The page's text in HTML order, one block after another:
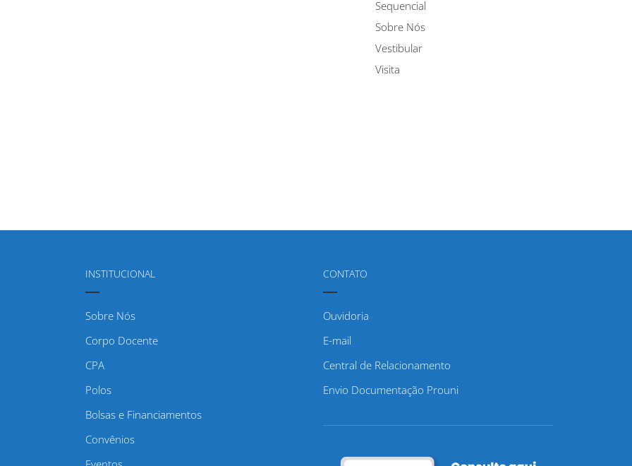
Sequencial
Sobre Nós
Vestibular
Visita
INSTITUCIONAL
Sobre Nós
Corpo Docente
CPA
Polos
Bolsas e Financiamentos
Convênios
CONTATO
Ouvidoria
E-mail
Central de Relacionamento
Envio Documentação Prouni